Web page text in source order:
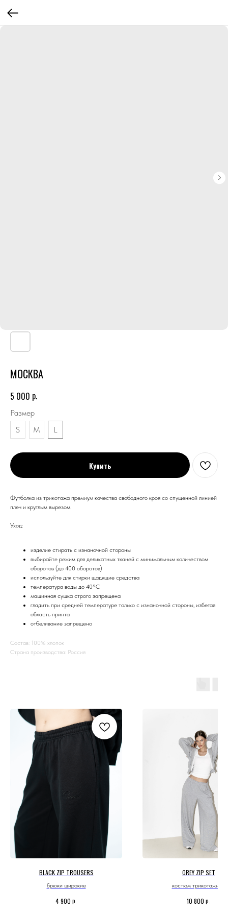
МОСКВА
5 000 р.
Размер
S
M L
Купить
Футболка из трикотажа премиум качества свободного кроя со спущенной линией
плеч и круглым вырезом.
Уход:
изделие стирать с изнаночной стороны
выбирайте режим для деликатных тканей с минимальным количеством
оборотов (до 400 оборотов)
используйте для стирки щадящие средства
температура воды до 40°С
машинная сушка строго запрещена
гладить при средней температуре только с изнаночной стороны, избегая
область принта
отбеливание запрещено
Состав: 100% хлопок
Страна производства: Россия
BLACK ZIP TROUSERS
брюки широкие
4 900 р.
GREY ZIP SET
костюм трикотажный
10 800 р.